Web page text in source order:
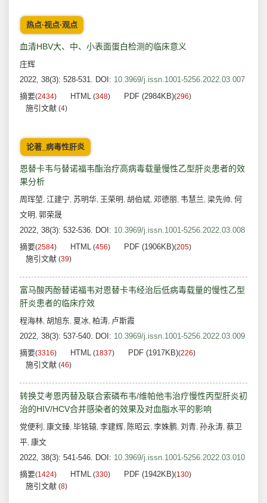
热点·视点·观点
血清HBV大、中、小表面蛋白检测的临床意义
庄辉
2022, 38(3): 528-531. DOI: 10.3969/j.issn.1001-5256.2022.03.007
摘要(2434) HTML (348) PDF (2984KB)(296)
施引文献 (4)
论著_病毒性肝炎
恩替卡韦与替诺福韦酯治疗高病毒载量慢性乙型肝炎患者的效
果分析
周珲堃, 江建宁, 苏明华, 王荣明 , 胡伯斌, 邓德丽, 韦慧兰, 梁先帅, 何
文明 , 郭荣晟
2022, 38(3): 532-536. DOI: 10.3969/j.issn.1001-5256.2022.03.008
摘要(2584) HTML (456) PDF (1906KB)(205)
施引文献 (39)
富马酸丙酚替诺福韦对恩替卡韦经治后低病毒载量的慢性乙型
肝炎患者的临床疗效
程海林, 胡旭东, 夏冰, 柏涛, 卢斯霞
2022, 38(3): 537-540. DOI: 10.3969/j.issn.1001-5256.2022.03.009
摘要(3316) HTML (1837) PDF (1917KB)(226)
施引文献 (46)
转换艾考恩丙替及联合索磷布韦/维帕他韦治疗慢性丙型肝炎初
治的HIV/HCV合并感染者的效果及对血脂水平的影响
党便利 , 康文臻, 毕铭辕, 李建辉, 陈昭云, 李姝鹏, 刘青, 孙永涛, 蔡卫
平, 康文
2022, 38(3): 541-546. DOI: 10.3969/j.issn.1001-5256.2022.03.010
摘要(1424) HTML (330) PDF (1942KB)(130)
施引文献 (8)